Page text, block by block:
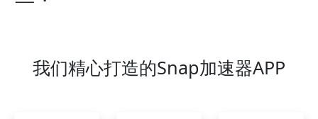
我们精心打造的Snap加速器APP